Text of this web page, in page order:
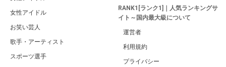
女性アイドル
お笑い芸人
歌手・アーティスト
スポーツ選手
RANK1[ランク1]｜人気ランキングサ
イト～国内最大級について
運営者
利用規約
プライバシー